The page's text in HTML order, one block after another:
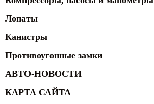
Лопаты
Канистры
Противоугонные замки
АВТО-НОВОСТИ
КАРТА САЙТА